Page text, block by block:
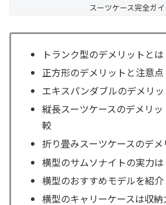
スーツケース完全ガイ
トランク型のデメリットとは
正方形のデメリットと注意点
エキスパンダブルのデメリッ
縦長スーツケースのデメリ
較
折り畳みスーツケースのデ
横型のサムソナイトの実力は
横型のおすすめモデルを紹介
横型のキャリーケースは収納